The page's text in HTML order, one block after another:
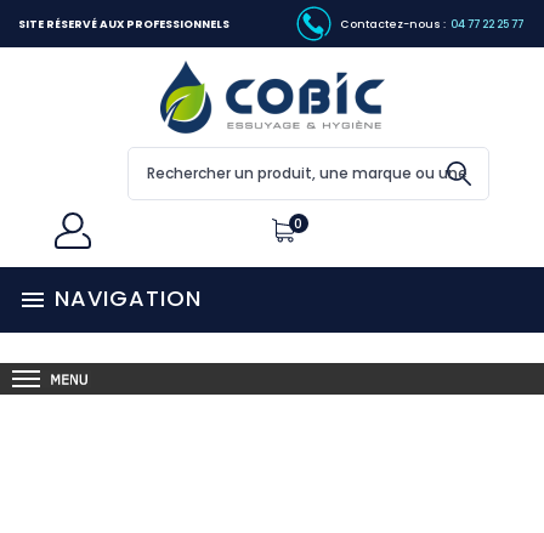
SITE RÉSERVÉ AUX PROFESSIONNELS Contactez-nous : 04 77 22 25 77
0
 NAVIGATION